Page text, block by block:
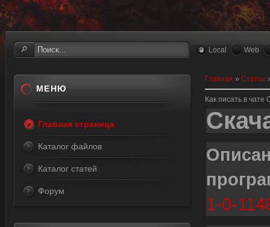
Local Web
Главная » Статьи
Как писать в чате
1-0-
МЕНЮ
Главная страница
Каталог файлов
Каталог статей
Форум